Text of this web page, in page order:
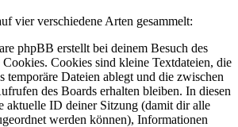
vier verschiedene Arten gesammelt:
phpBB erstellt bei deinem Besuch des
Cookies. Cookies sind kleine Textdateien, die
temporäre Dateien ablegt und die zwischen
des Boards erhalten bleiben. In diesen
aktuelle ID deiner Sitzung (damit dir alle
werden können), Informationen